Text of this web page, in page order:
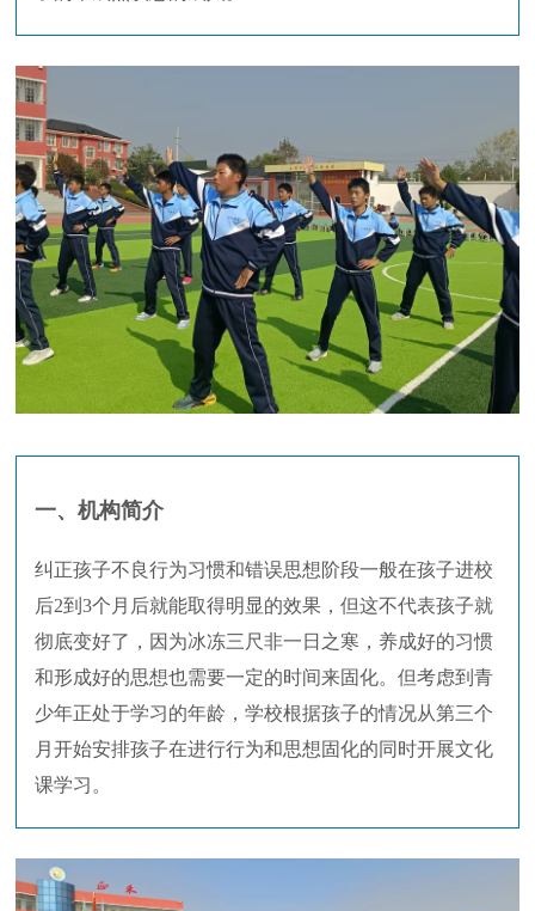
一、机构简介
纠正孩子不良行为习惯和错误思想阶段一般在孩子进校
后2到3个月后就能取得明显的效果，但这不代表孩子就
彻底变好了，因为冰冻三尺非一日之寒，养成好的习惯
和形成好的思想也需要一定的时间来固化。但考虑到青
少年正处于学习的年龄，学校根据孩子的情况从第三个
月开始安排孩子在进行行为和思想固化的同时开展文化
课学习。